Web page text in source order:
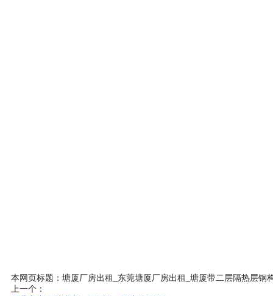
本网页标题：塘厦厂房出租_东莞塘厦厂房出租_塘厦带二层隔热层钢
上一个：